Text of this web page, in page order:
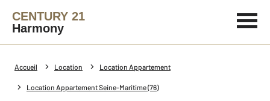
CENTURY 21
Harmony
Accueil Location Location Appartement
Location Appartement Seine-Maritime (76)